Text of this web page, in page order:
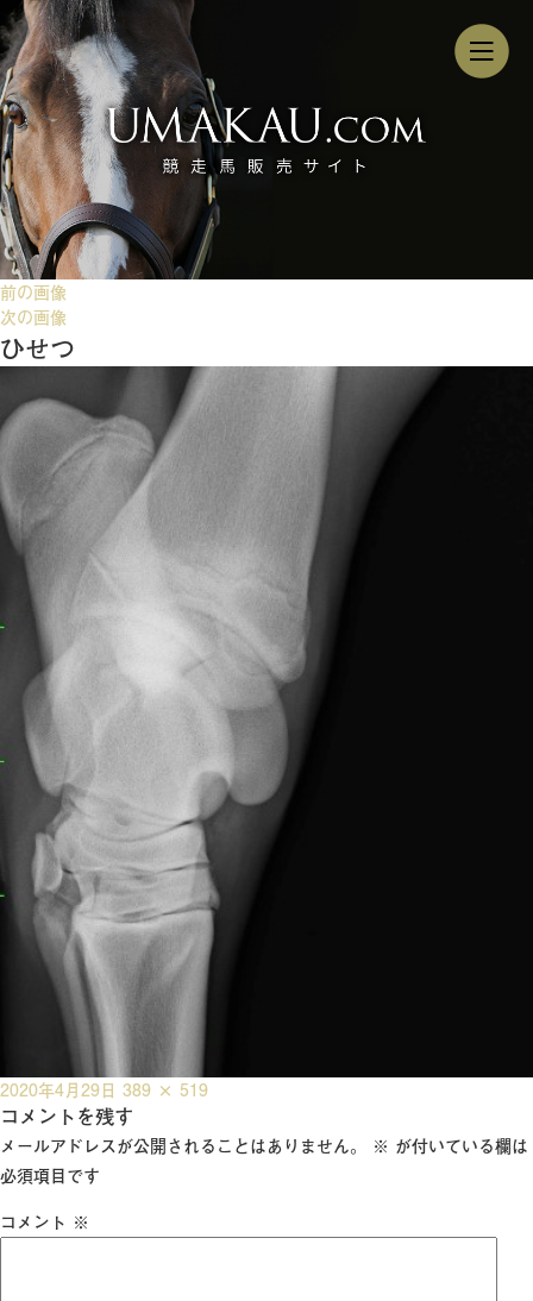
前の画像
次の画像
ひせつ
投
稿
日:
2020年4月29日 フ
ル
サ
389 × 519
コメントを残す
メールアドレスが公開されることはありません。 ※ が付いている欄は
必須項目です
コメント ※